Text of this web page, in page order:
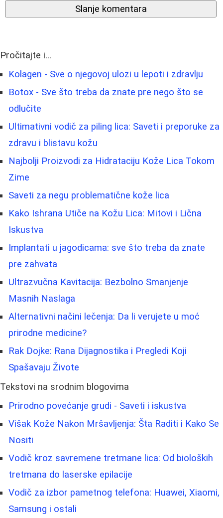
Slanje komentara
Pročitajte i...
Kolagen - Sve o njegovoj ulozi u lepoti i zdravlju
Botox - Sve što treba da znate pre nego što se
odlučite
Ultimativni vodič za piling lica: Saveti i preporuke za
zdravu i blistavu kožu
Najbolji Proizvodi za Hidrataciju Kože Lica Tokom
Zime
Saveti za negu problematične kože lica
Kako Ishrana Utiče na Kožu Lica: Mitovi i Lična
Iskustva
Implantati u jagodicama: sve što treba da znate
pre zahvata
Ultrazvučna Kavitacija: Bezbolno Smanjenje
Masnih Naslaga
Alternativni načini lečenja: Da li verujete u moć
prirodne medicine?
Rak Dojke: Rana Dijagnostika i Pregledi Koji
Spašavaju Živote
Tekstovi na srodnim blogovima
Prirodno povećanje grudi - Saveti i iskustva
Višak Kože Nakon Mršavljenja: Šta Raditi i Kako Se
Nositi
Vodič kroz savremene tretmane lica: Od bioloških
tretmana do laserske epilacije
Vodič za izbor pametnog telefona: Huawei, Xiaomi,
Samsung i ostali